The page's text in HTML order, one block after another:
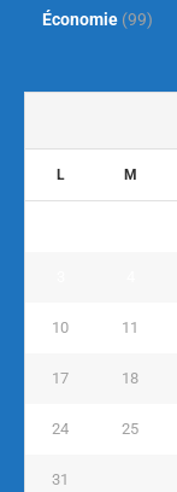
Économie (99)
L M
10 11
17 18
24 25
31